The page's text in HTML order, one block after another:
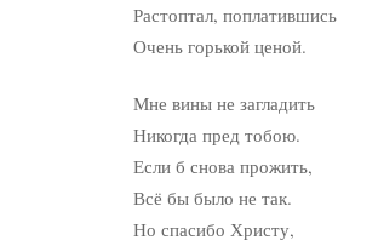
Растоптал, поплатившись
Очень горькой ценой.
Мне вины не загладить
Никогда пред тобою.
Если б снова прожить,
Всё бы было не так.
Но спасибо Христу,